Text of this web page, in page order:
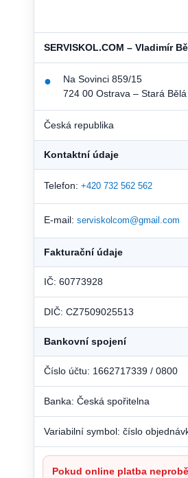
SERVISKOL.COM – Vladimír
●
Na Sovinci 859/15
724 00 Ostrava – Stará Bělá
Česká republika
Kontaktní údaje
Telefon: +420 732 562 562
E-mail: serviskolcom@gmail.com
Fakturační údaje
IČ: 60773928
DIČ: CZ7509025513
Bankovní spojení
Číslo účtu: 1662717339 / 0800
Banka: Česká spořitelna
Variabilní symbol: číslo
Pokud online platba